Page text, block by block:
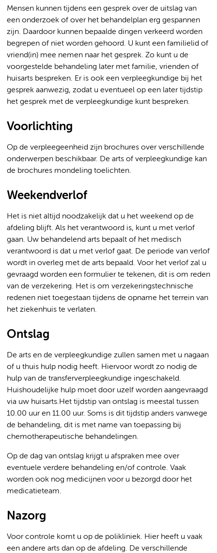
Mensen kunnen tijdens een gesprek over de uitslag van
een onderzoek of over het behandelplan erg gespannen
zijn. Daardoor kunnen bepaalde dingen verkeerd worden
begrepen of niet worden gehoord. U kunt een familielid of
vriend(in) mee nemen naar het gesprek. Zo kunt u de
voorgestelde behandeling later met familie, vrienden of
huisarts bespreken. Er is ook een verpleegkundige bij het
gesprek aanwezig, zodat u eventueel op een later tijdstip
het gesprek met de verpleegkundige kunt bespreken.
Voorlichting
Op de verpleegeenheid zijn brochures over verschillende
onderwerpen beschikbaar. De arts of verpleegkundige kan
de brochures mondeling toelichten.
Weekendverlof
Het is niet altijd noodzakelijk dat u het weekend op de
afdeling blijft. Als het verantwoord is, kunt u met verlof
gaan. Uw behandelend arts bepaalt of het medisch
verantwoord is dat u met verlof gaat. De periode van verlof
wordt in overleg met de arts bepaald. Voor het verlof zal u
gevraagd worden een formulier te tekenen, dit is om reden
van de verzekering. Het is om verzekeringstechnische
redenen niet toegestaan tijdens de opname het terrein van
het ziekenhuis te verlaten.
Ontslag
De arts en de verpleegkundige zullen samen met u nagaan
of u thuis hulp nodig heeft. Hiervoor wordt zo nodig de
hulp van de transferverpleegkundige ingeschakeld.
Huishoudelijke hulp moet door uzelf worden aangevraagd
via uw huisarts.Het tijdstip van ontslag is meestal tussen
10.00 uur en 11.00 uur. Soms is dit tijdstip anders vanwege
de behandeling, dit is met name van toepassing bij
chemotherapeutische behandelingen.
Op de dag van ontslag krijgt u afspraken mee over
eventuele verdere behandeling en/of controle. Vaak
worden ook nog medicijnen voor u bezorgd door het
medicatieteam.
Nazorg
Voor controle komt u op de polikliniek. Hier heeft u vaak
een andere arts dan op de afdeling. De verschillende